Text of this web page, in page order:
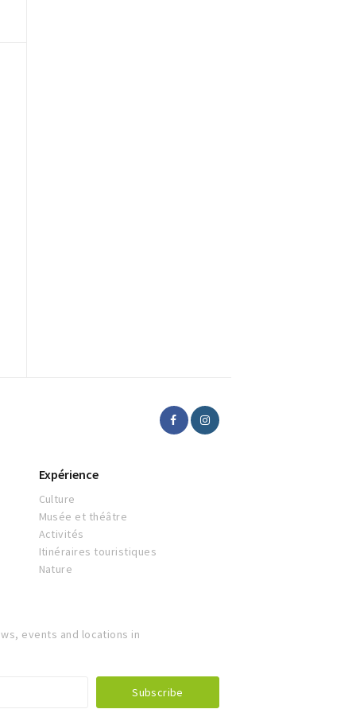
Expérience
Culture
Musée et théâtre
Activités
Itinéraires touristiques
Nature
events and locations in